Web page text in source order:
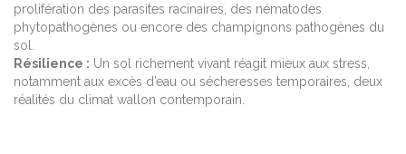
prolifération des parasites racinaires, des nématodes
phytopathogènes ou encore des champignons pathogènes du
sol.
Résilience : Un sol richement vivant réagit mieux aux stress,
notamment aux excès d’eau ou sécheresses temporaires, deux
réalités du climat wallon contemporain.